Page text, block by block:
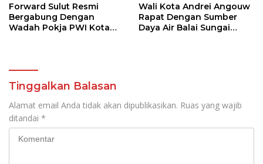
Forward Sulut Resmi
Bergabung Dengan
Wadah Pokja PWI Kota
Wali Kota Andrei Angouw
Rapat Dengan Sumber
Daya Air Balai Sungai
Tinggalkan Balasan
Alamat email Anda tidak akan dipublikasikan. Ruas yang wajib
ditandai *